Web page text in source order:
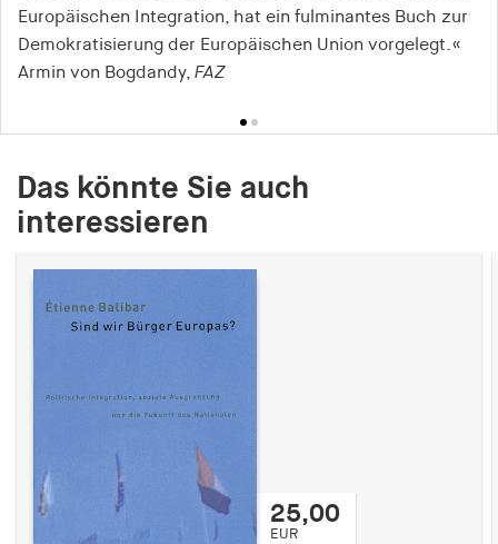
Europäischen Integration, hat ein fulminantes Buch zur
Demokratisierung der Europäischen Union vorgelegt.«
Armin von Bogdandy, FAZ
klug aufgebaut und gut nachzuvollziehen (...) Es ist zu
hoffen, dass dieses Buch sowohl von
WissenschaftlerInnen wie PraktikerInnen breit rezipiert
Das könnte Sie auch
interessieren
25,00
EUR